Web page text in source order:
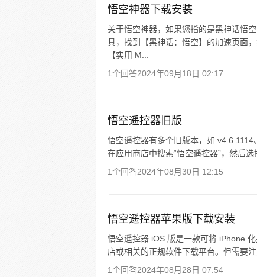
悟空神器下载安装
关于悟空神器，如果您指的是黑神话悟
具，找到【黑神话：悟空】的加速页面
【实用 M...
1个回答2024年09月18日 02:17
悟空遥控器旧版
悟空遥控器有多个旧版本，如
在应用商店中搜索“悟空遥控器”，然后
1个回答2024年08月30日 12:15
悟空遥控器苹果版下载安装
悟空遥控器 iOS 版是一款可将 iPhone
店或相关的正规软件下载平台。但需要
1个回答2024年08月28日 07:54